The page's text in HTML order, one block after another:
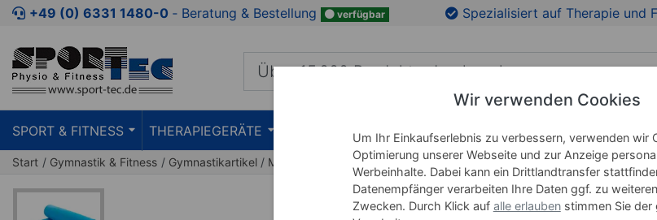
Zum Kaufbereich springen Zur Produktbeschreibung springen Zu den Produktbildern springen
+49 (0) 6331 1480-0 ‐ Beratung & Bestellung verfügbar Spezialisiert auf Therapie und
SPORT & FITNESS THERAPIEGERÄTE PRAXISEINRICHTUNG LEHRMITTEL WELLNESS
Start Gymnastik & Fitness Gymnastikartikel Matten Gymnastikmatten
Wir verwenden Cookies
Um Ihr Einkaufserlebnis zu verbessern, verwenden wir
Optimierung unserer Webseite und zur Anzeige
Werbeinhalte. Dabei kann ein Drittlandtransfer
Datenempfänger verarbeiten Ihre Daten ggf. zu
Zwecken. Durch Klick auf alle erlaubenstimmen Sie der